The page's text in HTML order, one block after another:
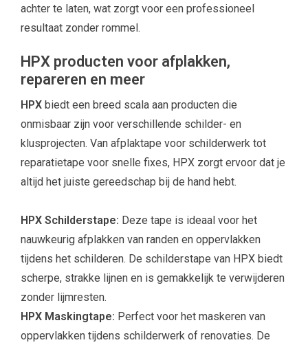
achter te laten, wat zorgt voor een professioneel
resultaat zonder rommel.
HPX producten voor afplakken,
repareren en meer
HPX biedt een breed scala aan producten die
onmisbaar zijn voor verschillende schilder- en
klusprojecten. Van afplaktape voor schilderwerk tot
reparatietape voor snelle fixes, HPX zorgt ervoor dat je
altijd het juiste gereedschap bij de hand hebt.
HPX Schilderstape: Deze tape is ideaal voor het
nauwkeurig afplakken van randen en oppervlakken
tijdens het schilderen. De schilderstape van HPX biedt
scherpe, strakke lijnen en is gemakkelijk te verwijderen
zonder lijmresten.
HPX Maskingtape: Perfect voor het maskeren van
oppervlakken tijdens schilderwerk of renovaties. De